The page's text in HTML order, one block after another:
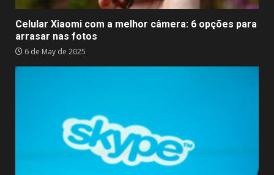
Celular Xiaomi com a melhor câmera: 6 opções para
arrasar nas fotos
6 de May de 2025